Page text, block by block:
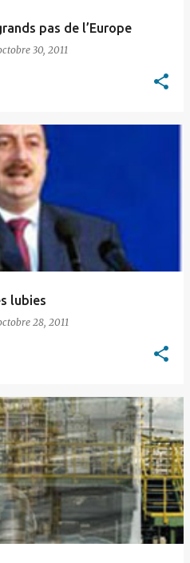
pas de l’Europe
30, 2011
lubies
28, 2011